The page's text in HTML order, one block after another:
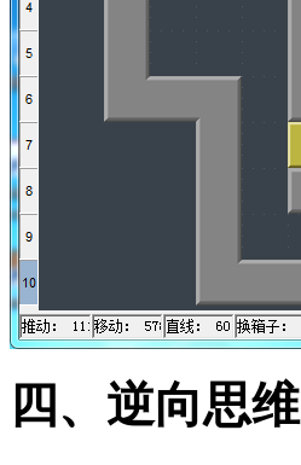
四、逆向思维